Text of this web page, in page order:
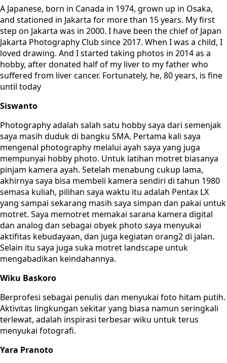
A Japanese, born in Canada in 1974, grown up in Osaka,
and stationed in Jakarta for more than 15 years. My first
step on Jakarta was in 2000. I have been the chief of Japan
Jakarta Photography Club since 2017. When I was a child, I
loved drawing. And I started taking photos in 2014 as a
hobby, after donated half of my liver to my father who
suffered from liver cancer. Fortunately, he, 80 years, is fine
until today
Siswanto
Photography adalah salah satu hobby saya dari semenjak
saya masih duduk di bangku SMA. Pertama kali saya
mengenal photography melalui ayah saya yang juga
mempunyai hobby photo. Untuk latihan motret biasanya
pinjam kamera ayah. Setelah menabung cukup lama,
akhirnya saya bisa membeli kamera sendiri di tahun 1980
semasa kuliah, pilihan saya waktu itu adalah Pentax LX
yang sampai sekarang masih saya simpan dan pakai untuk
motret. Saya memotret memakai sarana kamera digital
dan analog dan sebagai obyek photo saya menyukai
aktifitas kebudayaan, dan juga kegiatan orang2 di jalan.
Selain itu saya juga suka motret landscape untuk
mengabadikan keindahannya.
Wiku Baskoro
Berprofesi sebagai penulis dan menyukai foto hitam putih.
Aktivitas lingkungan sekitar yang biasa namun seringkali
terlewat, adalah inspirasi terbesar wiku untuk terus
menyukai fotografi.
Yara Pranoto